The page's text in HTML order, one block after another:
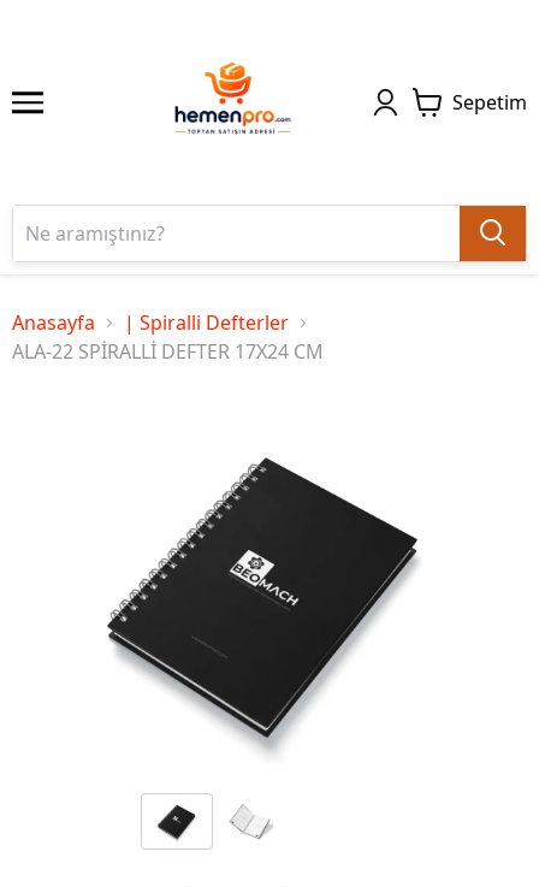
Sepetim
Anasayfa
| Spiralli Defterler
ALA-22 SPİRALLİ DEFTER 17X24 CM